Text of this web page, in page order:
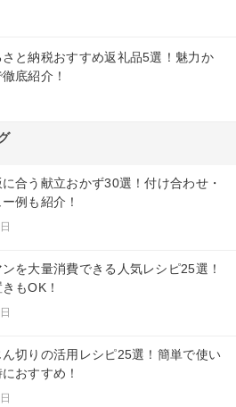
と納税おすすめ返礼品5選！魅力か
底紹介！
合う献立おかず30選！付け合わせ・
例も紹介！
を大量消費できる人気レシピ25選！
もOK！
切りの活用レシピ25選！簡単で使い
おすすめ！